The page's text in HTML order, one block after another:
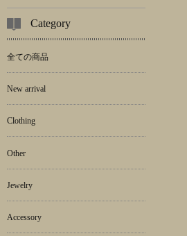
Category
全ての商品
New arrival
Clothing
Other
Jewelry
Accessory